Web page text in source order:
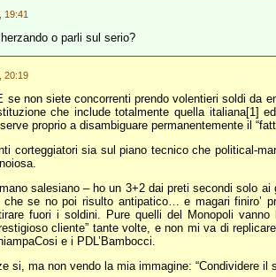
19:41
o parli sul serio?
20:19
se non siete concorrenti prendo volentieri soldi da
che include totalmente quella italiana[1]
proprio a disambiguare permanentemente il
corteggiatori sia sul piano tecnico che political-
salesiano – ho un 3+2 dai preti secondi solo
se no poi risulto antipatico… e magari finiro’
fuori i soldini. Pure quelli del Monopoli
cliente” tante volte, e non mi va di
e i PDL’Bambocci.
si, ma non vendo la mia immagine: “Condividere il